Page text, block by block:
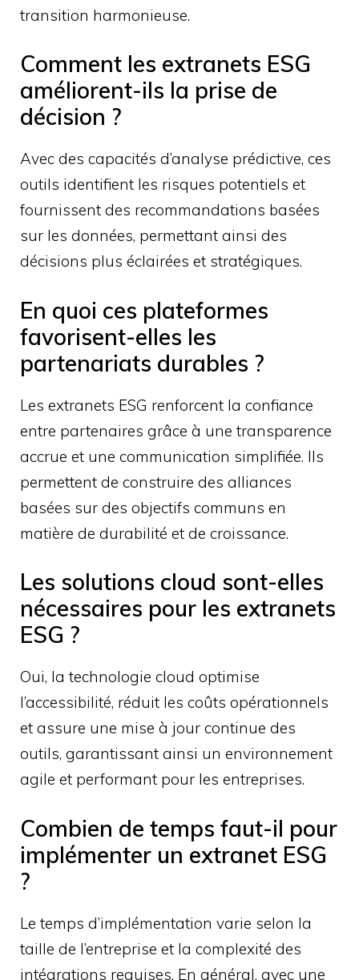
transition harmonieuse.
Comment les extranets ESG
améliorent-ils la prise de
décision ?
Avec des capacités d’analyse prédictive, ces
outils identifient les risques potentiels et
fournissent des recommandations basées
sur les données, permettant ainsi des
décisions plus éclairées et stratégiques.
En quoi ces plateformes
favorisent-elles les
partenariats durables ?
Les extranets ESG renforcent la confiance
entre partenaires grâce à une transparence
accrue et une communication simplifiée. Ils
permettent de construire des alliances
basées sur des objectifs communs en
matière de durabilité et de croissance.
Les solutions cloud sont-elles
nécessaires pour les extranets
ESG ?
Oui, la technologie cloud optimise
l’accessibilité, réduit les coûts opérationnels
et assure une mise à jour continue des
outils, garantissant ainsi un environnement
agile et performant pour les entreprises.
Combien de temps faut-il pour
implémenter un extranet ESG
?
Le temps d’implémentation varie selon la
taille de l’entreprise et la complexité des
intégrations requises. En général, avec une